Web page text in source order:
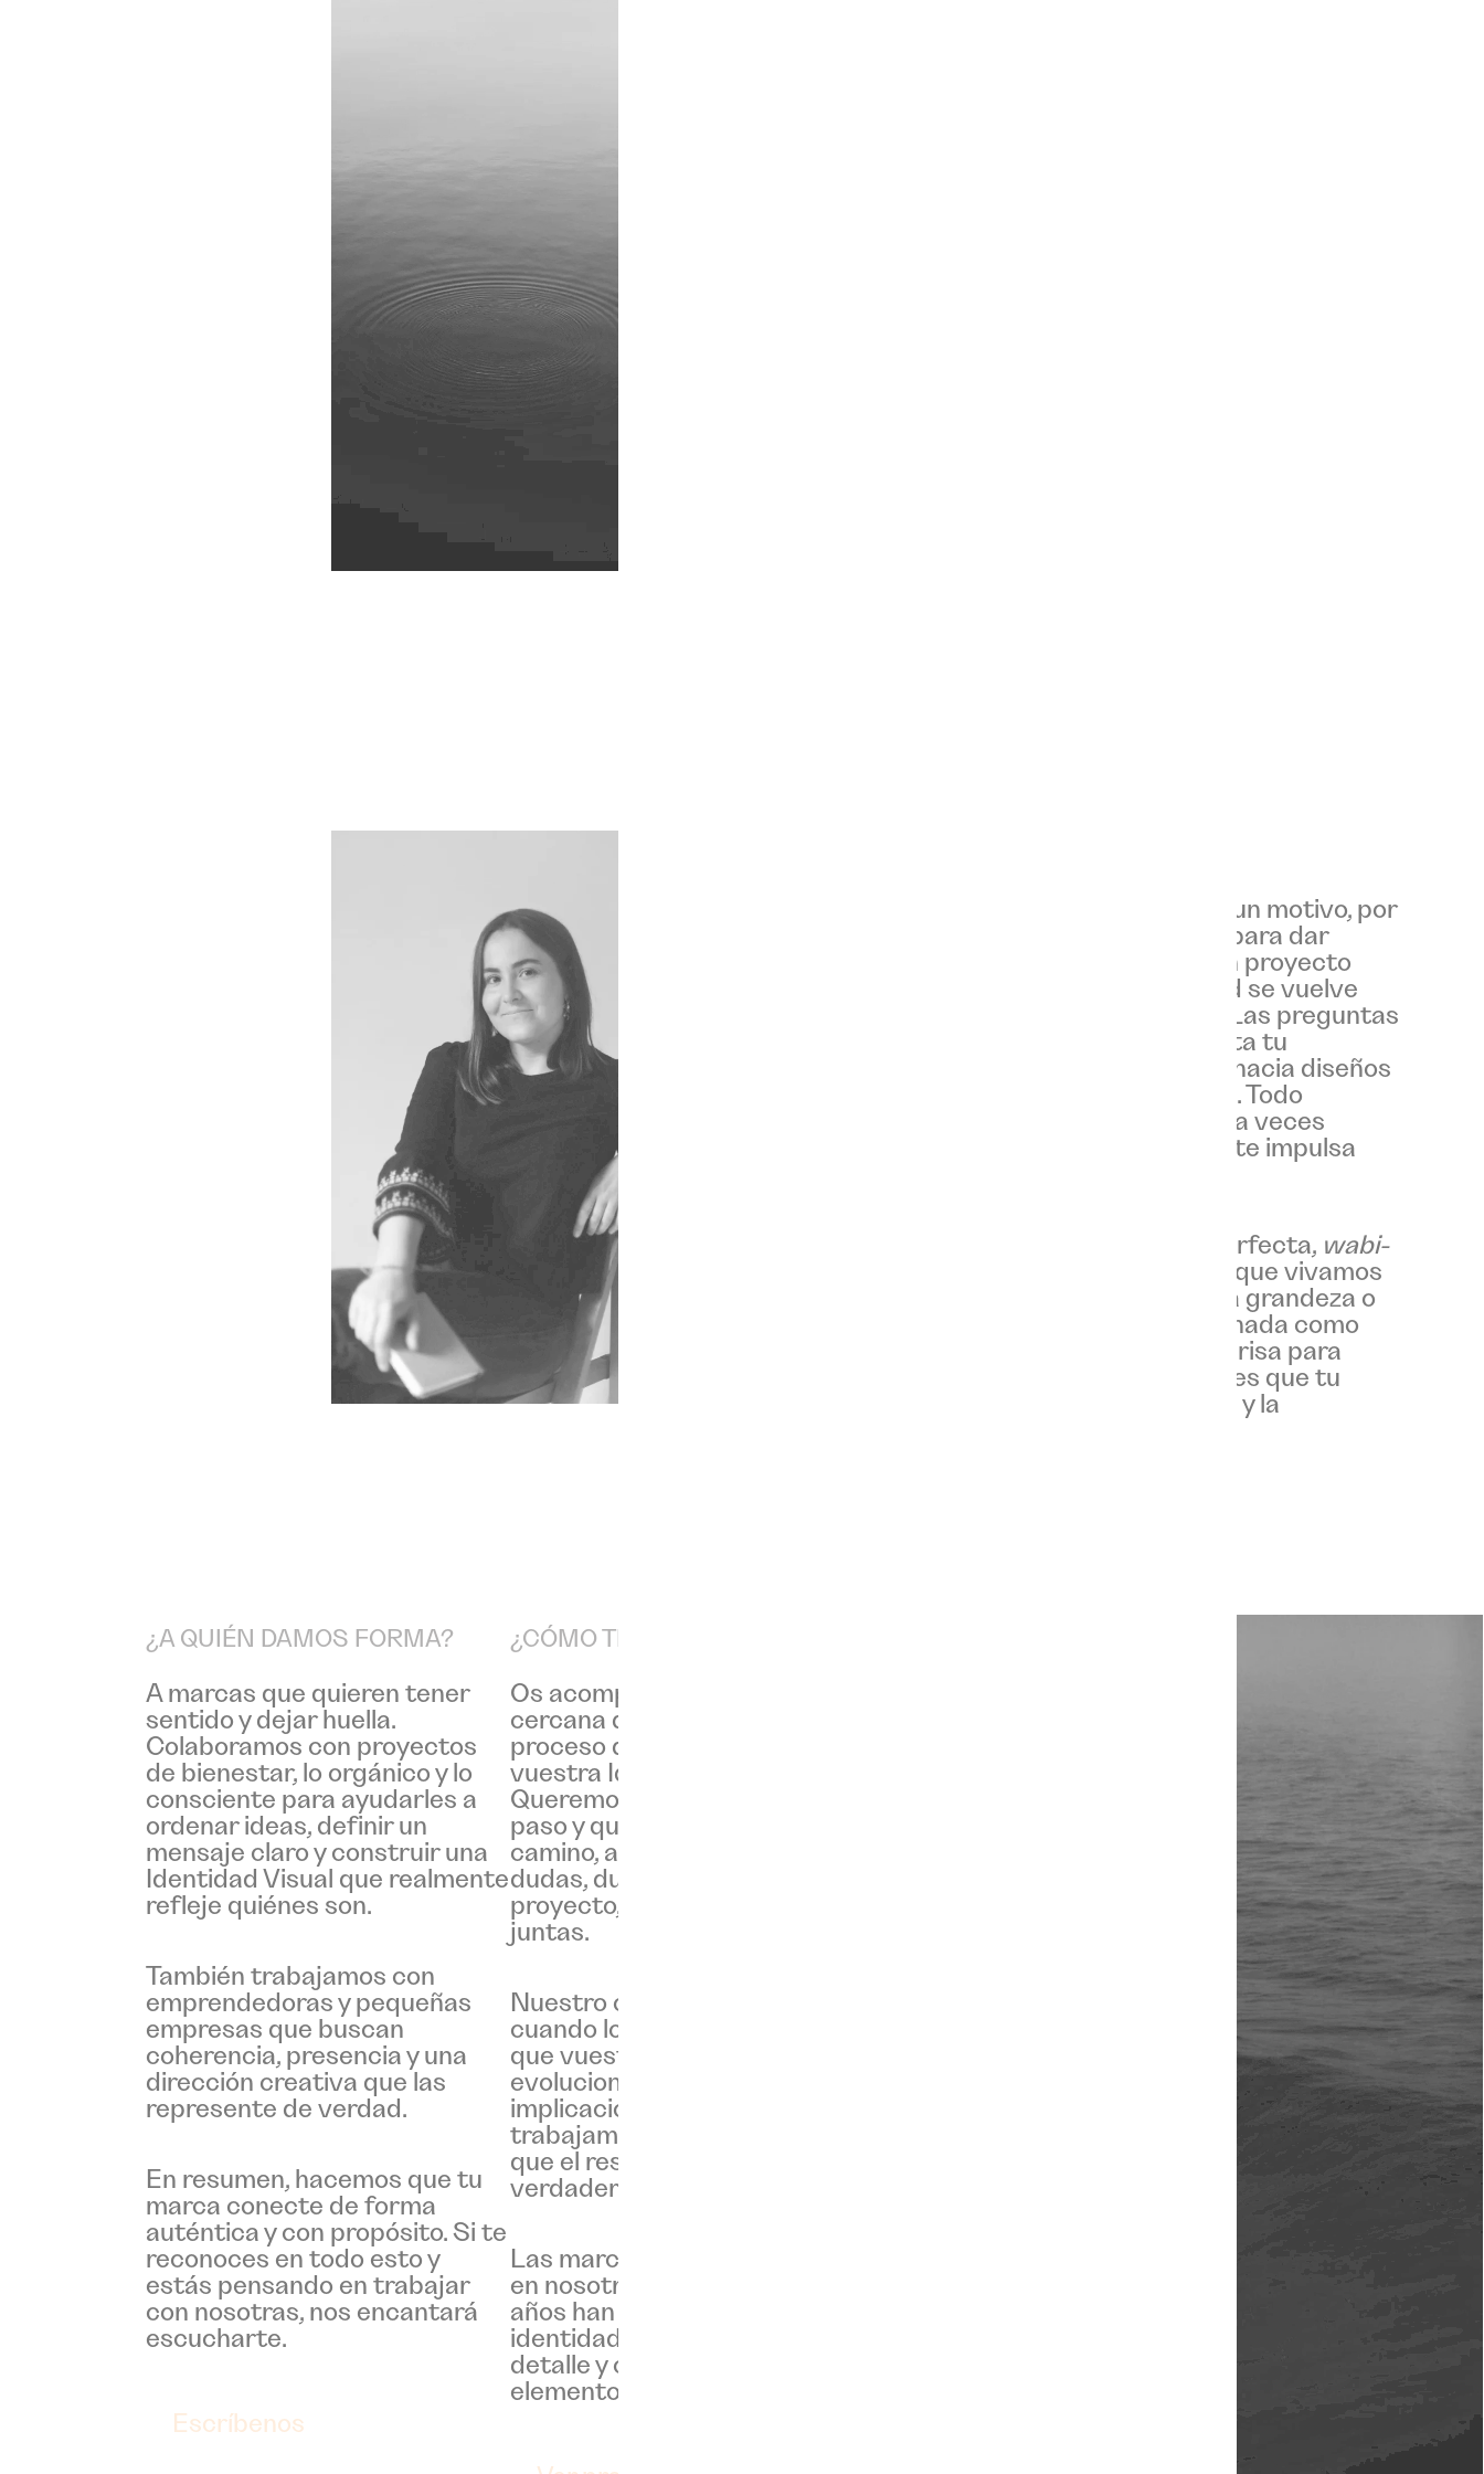
En los emprendimientos todo empieza con un motivo, por
eso atendemos a la esencia de esa semilla para dar
forma a su fruto. Cuando el propósito de un proyecto
está claro, las ideas se ordenan, la identidad se vuelve
auténtica y la marca encuentra su camino. Las preguntas
iniciales nos permiten entender qué necesita tu
audiencia y trabajar desde una base sólida hacia diseños
que transmiten confianza y profesionalidad. Todo
proceso de diseño implica transformación: a veces
incomoda, pero siempre enriquece, porque te impulsa
En Lasaia Studio nos inspira la belleza imperfecta, wabi-
, para conseguir resultados únicos. Aunque vivamos
en un mundo que busca destacar, habitar la grandeza o
conseguir resultados instantáneos, no hay nada como
alejarse de la comparación, del ego y de la prisa para
comunicar con intención. Nuestro objetivo es que tu
marca crezca desde la calma, la coherencia y la
¿A QUIÉN DAMOS FORMA?
A marcas que quieren tener
sentido y dejar huella.
Colaboramos con proyectos
de bienestar, lo orgánico y lo
consciente para ayudarles a
ordenar ideas, definir un
mensaje claro y construir una
Identidad Visual que realmente
refleje quiénes son.
También trabajamos con
emprendedoras y pequeñas
empresas que buscan
coherencia, presencia y una
dirección creativa que las
represente de verdad.
En resumen, hacemos que tu
marca conecte de forma
auténtica y con propósito. Si te
reconoces en todo esto y
estás pensando en trabajar
con nosotras, nos encantará
escucharte.
Escríbenos
¿CÓMO TRABAJAMOS?
Os acompañamos de manera
cercana durante todo el
proceso de transformación de
vuestra Identidad Visual.
Queremos que entendáis cada
paso y que disfrutéis del
camino, así que todas las
dudas, durante y después del
proyecto, las resolveremos
juntas.
Nuestro objetivo es estar ahí
cuando lo necesitéis a medida
que vuestra marca vaya
evolucionando. Eso sí, vuestra
implicación es clave, ya que
trabajamos mano a mano para
que el resultado final se sienta
verdaderamente vuestro.
Las marcas que han confiado
en nosotras a lo largo de los
años han evolucionado con una
identidad sólida, diseñada al
detalle y con sentido en cada
elemento.